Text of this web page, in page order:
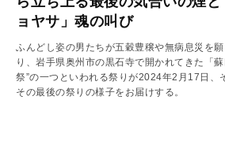
ョヤサ」魂の叫び
ふんどし姿の男たちが五穀豊穣や無病息災を
り、岩手県奥州市の黒石寺で開かれてきた「
祭”の一つといわれる祭りが2024年2月17日、
その最後の祭りの様子をお届けする。